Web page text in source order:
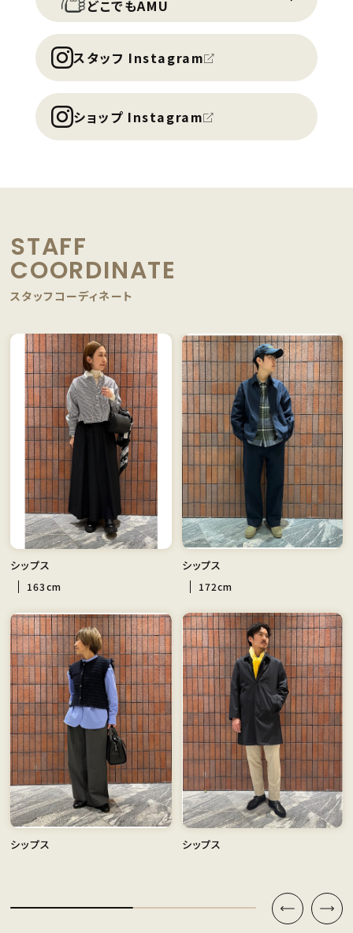
どこでもAMU
スタッフ Instagram
ショップ Instagram
STAFF
COORDINATE
スタッフコーディネート
シップス
163cm
シップス
172cm
シップス シップス